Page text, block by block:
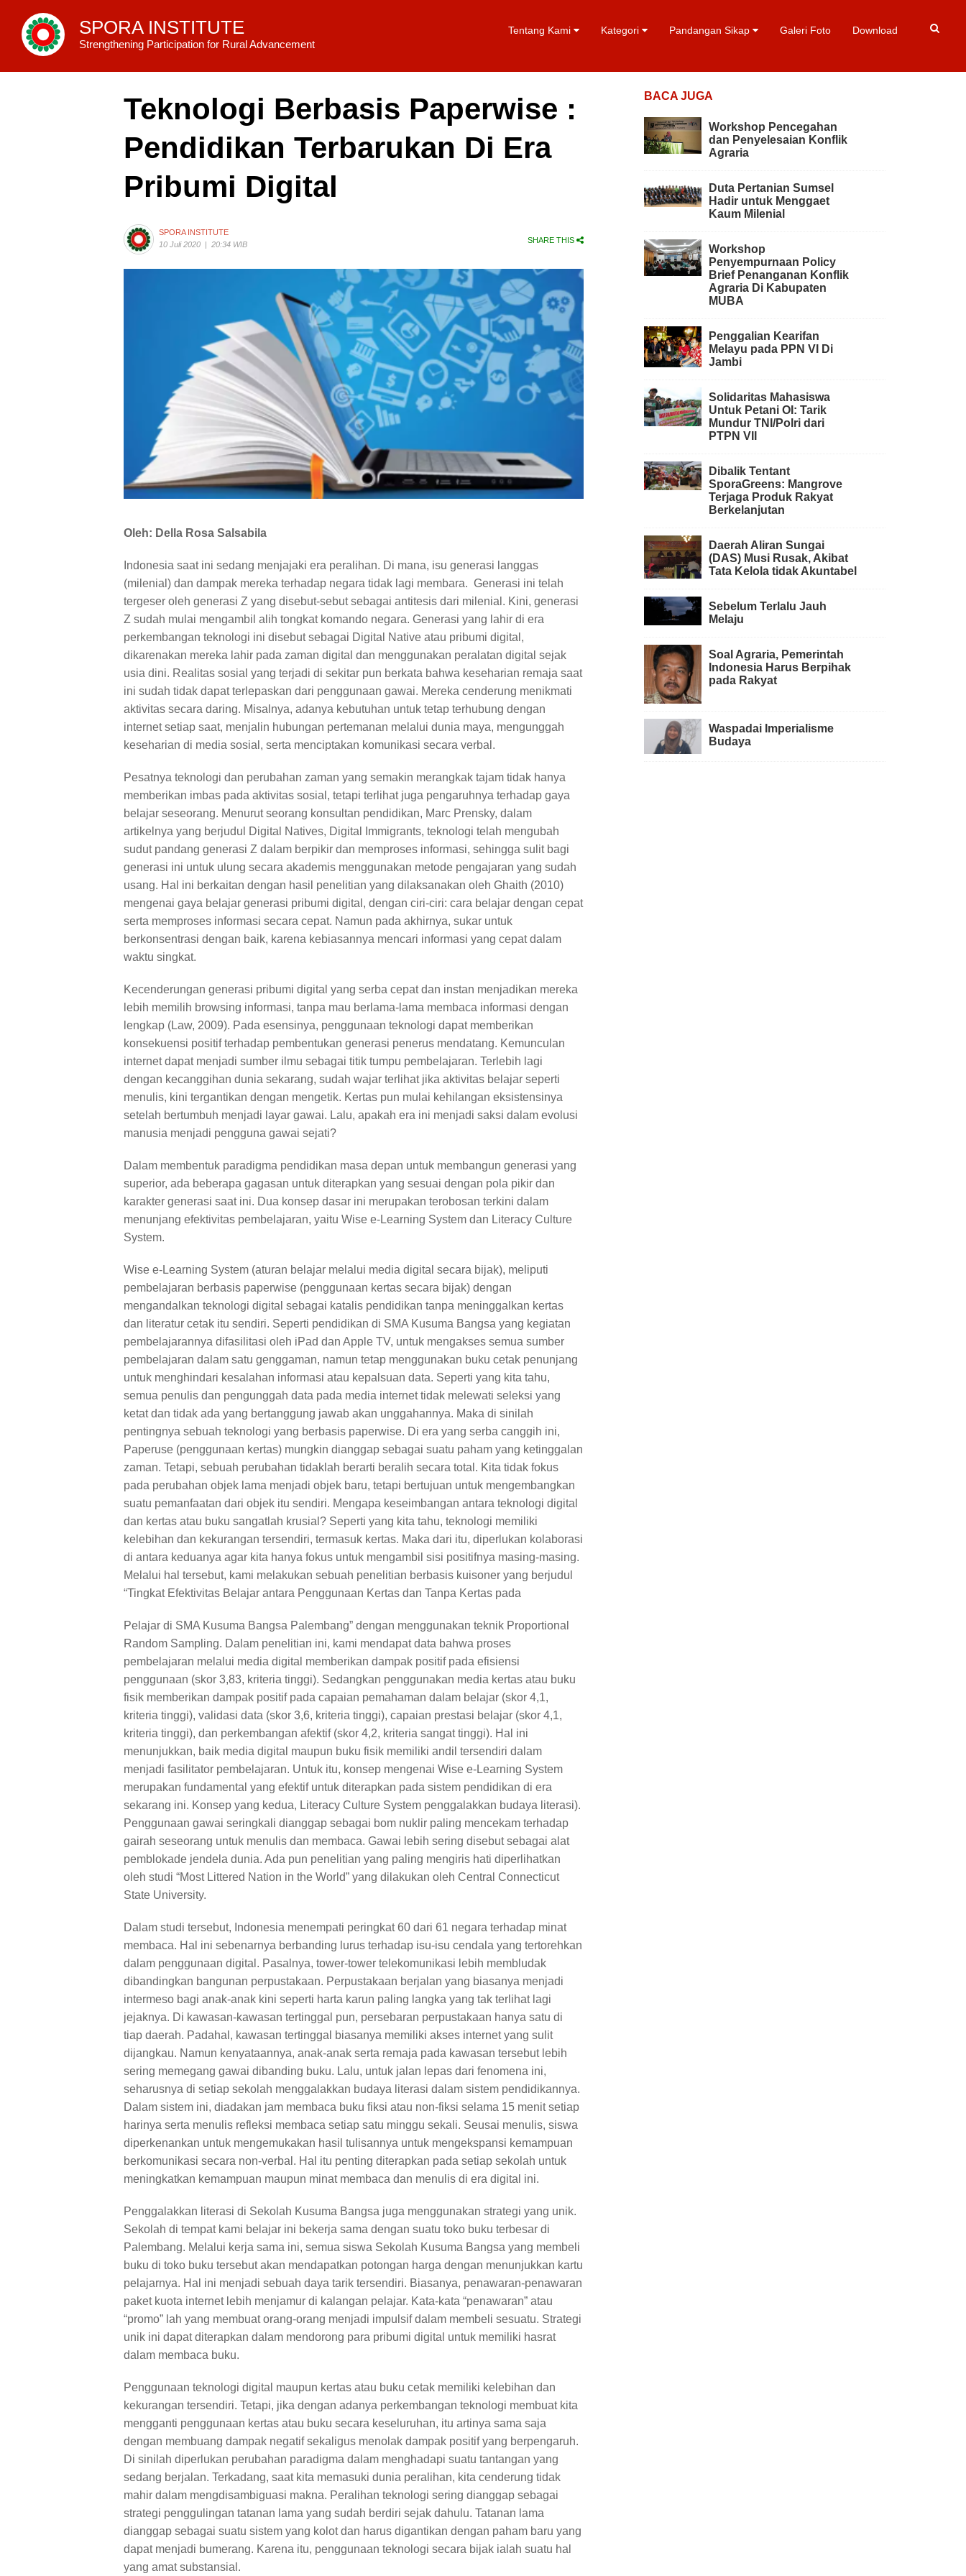
SPORA INSTITUTE
Strengthening Participation for Rural Advancement
Tentang Kami Kategori Pandangan Sikap Galeri Foto Download
Teknologi Berbasis Paperwise :
Pendidikan Terbarukan Di Era
Pribumi Digital
SPORA INSTITUTE
10 Juli 2020 | 20:34 WIB SHARE THIS
Oleh: Della Rosa Salsabila
Indonesia saat ini sedang menjajaki era peralihan. Di mana, isu generasi langgas
(milenial) dan dampak mereka terhadap negara tidak lagi membara. Generasi ini telah
tergeser oleh generasi Z yang disebut-sebut sebagai antitesis dari milenial. Kini, generasi
Z sudah mulai mengambil alih tongkat komando negara. Generasi yang lahir di era
perkembangan teknologi ini disebut sebagai Digital Native atau pribumi digital,
dikarenakan mereka lahir pada zaman digital dan menggunakan peralatan digital sejak
usia dini. Realitas sosial yang terjadi di sekitar pun berkata bahwa keseharian remaja saat
ini sudah tidak dapat terlepaskan dari penggunaan gawai. Mereka cenderung menikmati
aktivitas secara daring. Misalnya, adanya kebutuhan untuk tetap terhubung dengan
internet setiap saat, menjalin hubungan pertemanan melalui dunia maya, mengunggah
keseharian di media sosial, serta menciptakan komunikasi secara verbal.
Pesatnya teknologi dan perubahan zaman yang semakin merangkak tajam tidak hanya
memberikan imbas pada aktivitas sosial, tetapi terlihat juga pengaruhnya terhadap gaya
belajar seseorang. Menurut seorang konsultan pendidikan, Marc Prensky, dalam
artikelnya yang berjudul Digital Natives, Digital Immigrants, teknologi telah mengubah
sudut pandang generasi Z dalam berpikir dan memproses informasi, sehingga sulit bagi
generasi ini untuk ulung secara akademis menggunakan metode pengajaran yang sudah
usang. Hal ini berkaitan dengan hasil penelitian yang dilaksanakan oleh Ghaith (2010)
mengenai gaya belajar generasi pribumi digital, dengan ciri-ciri: cara belajar dengan cepat
serta memproses informasi secara cepat. Namun pada akhirnya, sukar untuk
berkonsentrasi dengan baik, karena kebiasannya mencari informasi yang cepat dalam
waktu singkat.
Kecenderungan generasi pribumi digital yang serba cepat dan instan menjadikan mereka
lebih memilih browsing informasi, tanpa mau berlama-lama membaca informasi dengan
lengkap (Law, 2009). Pada esensinya, penggunaan teknologi dapat memberikan
konsekuensi positif terhadap pembentukan generasi penerus mendatang. Kemunculan
internet dapat menjadi sumber ilmu sebagai titik tumpu pembelajaran. Terlebih lagi
dengan kecanggihan dunia sekarang, sudah wajar terlihat jika aktivitas belajar seperti
menulis, kini tergantikan dengan mengetik. Kertas pun mulai kehilangan eksistensinya
setelah bertumbuh menjadi layar gawai. Lalu, apakah era ini menjadi saksi dalam evolusi
manusia menjadi pengguna gawai sejati?
Dalam membentuk paradigma pendidikan masa depan untuk membangun generasi yang
superior, ada beberapa gagasan untuk diterapkan yang sesuai dengan pola pikir dan
karakter generasi saat ini. Dua konsep dasar ini merupakan terobosan terkini dalam
menunjang efektivitas pembelajaran, yaitu Wise e-Learning System dan Literacy Culture
System.
Wise e-Learning System (aturan belajar melalui media digital secara bijak), meliputi
pembelajaran berbasis paperwise (penggunaan kertas secara bijak) dengan
mengandalkan teknologi digital sebagai katalis pendidikan tanpa meninggalkan kertas
dan literatur cetak itu sendiri. Seperti pendidikan di SMA Kusuma Bangsa yang kegiatan
pembelajarannya difasilitasi oleh iPad dan Apple TV, untuk mengakses semua sumber
pembelajaran dalam satu genggaman, namun tetap menggunakan buku cetak penunjang
untuk menghindari kesalahan informasi atau kepalsuan data. Seperti yang kita tahu,
semua penulis dan pengunggah data pada media internet tidak melewati seleksi yang
ketat dan tidak ada yang bertanggung jawab akan unggahannya. Maka di sinilah
pentingnya sebuah teknologi yang berbasis paperwise. Di era yang serba canggih ini,
Paperuse (penggunaan kertas) mungkin dianggap sebagai suatu paham yang ketinggalan
zaman. Tetapi, sebuah perubahan tidaklah berarti beralih secara total. Kita tidak fokus
pada perubahan objek lama menjadi objek baru, tetapi bertujuan untuk mengembangkan
suatu pemanfaatan dari objek itu sendiri. Mengapa keseimbangan antara teknologi digital
dan kertas atau buku sangatlah krusial? Seperti yang kita tahu, teknologi memiliki
kelebihan dan kekurangan tersendiri, termasuk kertas. Maka dari itu, diperlukan kolaborasi
di antara keduanya agar kita hanya fokus untuk mengambil sisi positifnya masing-masing.
Melalui hal tersebut, kami melakukan sebuah penelitian berbasis kuisoner yang berjudul
“Tingkat Efektivitas Belajar antara Penggunaan Kertas dan Tanpa Kertas pada
Pelajar di SMA Kusuma Bangsa Palembang” dengan menggunakan teknik Proportional
Random Sampling. Dalam penelitian ini, kami mendapat data bahwa proses
pembelajaran melalui media digital memberikan dampak positif pada efisiensi
penggunaan (skor 3,83, kriteria tinggi). Sedangkan penggunakan media kertas atau buku
fisik memberikan dampak positif pada capaian pemahaman dalam belajar (skor 4,1,
kriteria tinggi), validasi data (skor 3,6, kriteria tinggi), capaian prestasi belajar (skor 4,1,
kriteria tinggi), dan perkembangan afektif (skor 4,2, kriteria sangat tinggi). Hal ini
menunjukkan, baik media digital maupun buku fisik memiliki andil tersendiri dalam
menjadi fasilitator pembelajaran. Untuk itu, konsep mengenai Wise e-Learning System
merupakan fundamental yang efektif untuk diterapkan pada sistem pendidikan di era
sekarang ini. Konsep yang kedua, Literacy Culture System penggalakkan budaya literasi).
Penggunaan gawai seringkali dianggap sebagai bom nuklir paling mencekam terhadap
gairah seseorang untuk menulis dan membaca. Gawai lebih sering disebut sebagai alat
pemblokade jendela dunia. Ada pun penelitian yang paling mengiris hati diperlihatkan
oleh studi “Most Littered Nation in the World” yang dilakukan oleh Central Connecticut
State University.
Dalam studi tersebut, Indonesia menempati peringkat 60 dari 61 negara terhadap minat
membaca. Hal ini sebenarnya berbanding lurus terhadap isu-isu cendala yang tertorehkan
dalam penggunaan digital. Pasalnya, tower-tower telekomunikasi lebih membludak
dibandingkan bangunan perpustakaan. Perpustakaan berjalan yang biasanya menjadi
intermeso bagi anak-anak kini seperti harta karun paling langka yang tak terlihat lagi
jejaknya. Di kawasan-kawasan tertinggal pun, persebaran perpustakaan hanya satu di
tiap daerah. Padahal, kawasan tertinggal biasanya memiliki akses internet yang sulit
dijangkau. Namun kenyataannya, anak-anak serta remaja pada kawasan tersebut lebih
sering memegang gawai dibanding buku. Lalu, untuk jalan lepas dari fenomena ini,
seharusnya di setiap sekolah menggalakkan budaya literasi dalam sistem pendidikannya.
Dalam sistem ini, diadakan jam membaca buku fiksi atau non-fiksi selama 15 menit setiap
harinya serta menulis refleksi membaca setiap satu minggu sekali. Seusai menulis, siswa
diperkenankan untuk mengemukakan hasil tulisannya untuk mengekspansi kemampuan
berkomunikasi secara non-verbal. Hal itu penting diterapkan pada setiap sekolah untuk
meningkatkan kemampuan maupun minat membaca dan menulis di era digital ini.
Penggalakkan literasi di Sekolah Kusuma Bangsa juga menggunakan strategi yang unik.
Sekolah di tempat kami belajar ini bekerja sama dengan suatu toko buku terbesar di
Palembang. Melalui kerja sama ini, semua siswa Sekolah Kusuma Bangsa yang membeli
buku di toko buku tersebut akan mendapatkan potongan harga dengan menunjukkan kartu
pelajarnya. Hal ini menjadi sebuah daya tarik tersendiri. Biasanya, penawaran-penawaran
paket kuota internet lebih menjamur di kalangan pelajar. Kata-kata “penawaran” atau
“promo” lah yang membuat orang-orang menjadi impulsif dalam membeli sesuatu. Strategi
unik ini dapat diterapkan dalam mendorong para pribumi digital untuk memiliki hasrat
dalam membaca buku.
Penggunaan teknologi digital maupun kertas atau buku cetak memiliki kelebihan dan
kekurangan tersendiri. Tetapi, jika dengan adanya perkembangan teknologi membuat kita
mengganti penggunaan kertas atau buku secara keseluruhan, itu artinya sama saja
dengan membuang dampak negatif sekaligus menolak dampak positif yang berpengaruh.
Di sinilah diperlukan perubahan paradigma dalam menghadapi suatu tantangan yang
sedang berjalan. Terkadang, saat kita memasuki dunia peralihan, kita cenderung tidak
mahir dalam mengdisambiguasi makna. Peralihan teknologi sering dianggap sebagai
strategi penggulingan tatanan lama yang sudah berdiri sejak dahulu. Tatanan lama
dianggap sebagai suatu sistem yang kolot dan harus digantikan dengan paham baru yang
dapat menjadi bumerang. Karena itu, penggunaan teknologi secara bijak ialah suatu hal
yang amat substansial.
BACA JUGA
Workshop Pencegahan
dan Penyelesaian Konflik
Agraria
Duta Pertanian Sumsel
Hadir untuk Menggaet
Kaum Milenial
Workshop
Penyempurnaan Policy
Brief Penanganan Konflik
Agraria Di Kabupaten
MUBA
Penggalian Kearifan
Melayu pada PPN VI Di
Jambi
Solidaritas Mahasiswa
Untuk Petani OI: Tarik
Mundur TNI/Polri dari
PTPN VII
Dibalik Tentant
SporaGreens: Mangrove
Terjaga Produk Rakyat
Berkelanjutan
Daerah Aliran Sungai
(DAS) Musi Rusak, Akibat
Tata Kelola tidak Akuntabel
Sebelum Terlalu Jauh
Melaju
Soal Agraria, Pemerintah
Indonesia Harus Berpihak
pada Rakyat
Waspadai Imperialisme
Budaya